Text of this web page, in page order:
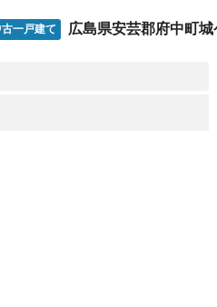
一戸建て 広島県安芸郡府中町城